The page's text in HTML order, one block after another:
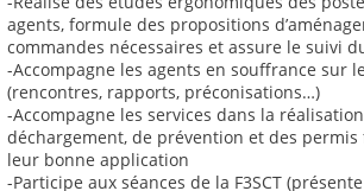
agents, formule des propositions
commandes nécessaires et assure le suivi
-Accompagne les agents en souffrance sur
(rencontres, rapports, préconisations…)
-Accompagne les services dans la
déchargement, de prévention et des permis
leur bonne application
-Participe aux séances de la F3SCT